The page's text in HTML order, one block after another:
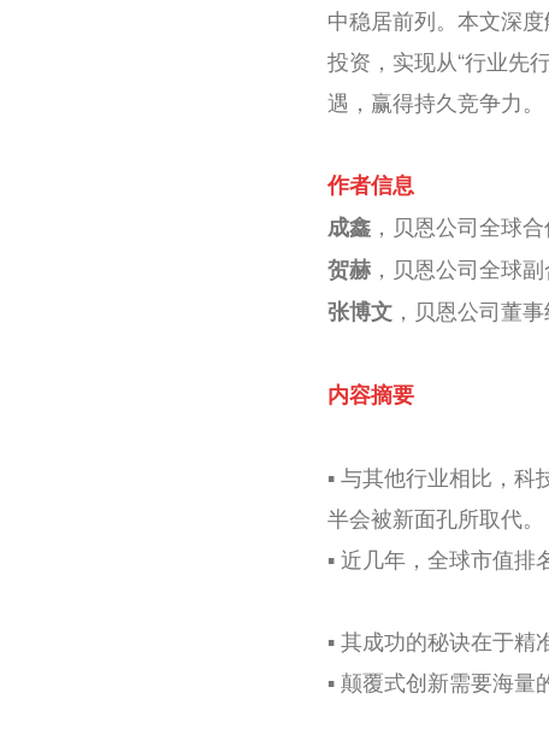
中稳居前列。本文深
投资，实现从“行业先
遇，赢得持久竞争力。
作者信息
成鑫 ，贝恩公司全球
贺赫 ，贝恩公司全球
张博文 ，贝恩公司董
内容摘要
▪️ 与其他行业相比，
半会被新面孔所取代。
▪️ 近几年，全球市值排
▪️ 其成功的秘诀在于精
▪️ 颠覆式创新需要海量